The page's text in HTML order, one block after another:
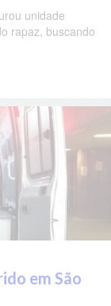
unidade
rapaz, buscando
em São